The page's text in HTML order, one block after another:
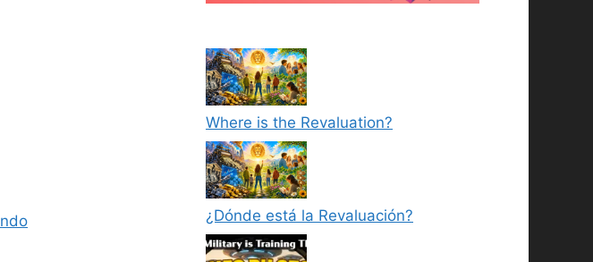
Where is the Revaluation?
¿Dónde está la Revaluación?